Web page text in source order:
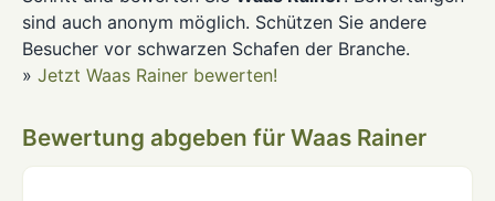
sind auch anonym möglich. Schützen Sie andere
Besucher vor schwarzen Schafen der Branche.
» Jetzt Waas Rainer bewerten!
Bewertung abgeben für Waas Rainer